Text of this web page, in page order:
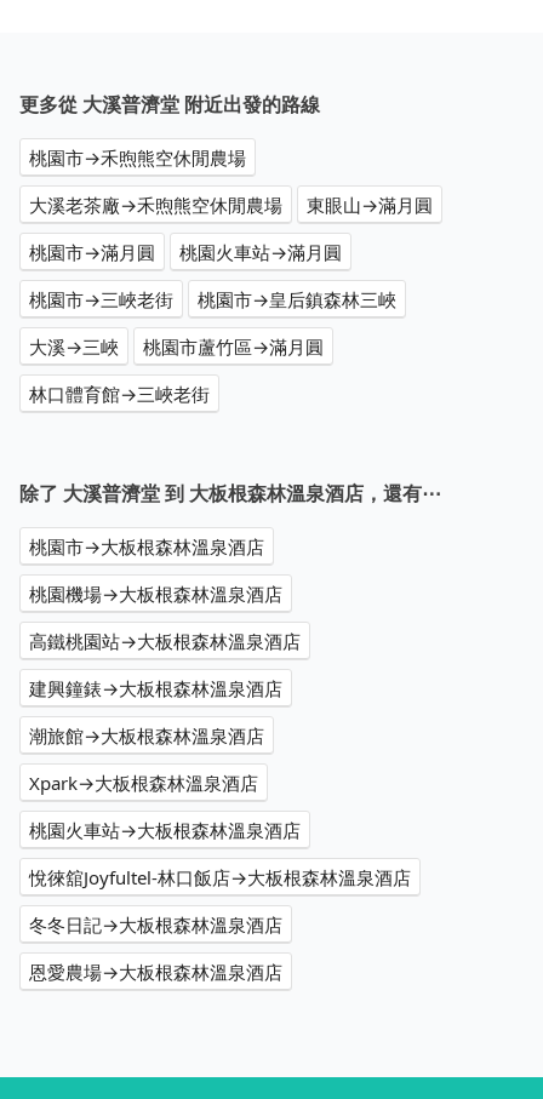
更多從 大溪普濟堂 附近出發的路線
桃園市→禾煦熊空休閒農場
大溪老茶廠→禾煦熊空休閒農場
東眼山→滿月圓
桃園市→滿月圓
桃園火車站→滿月圓
桃園市→三峽老街
桃園市→皇后鎮森林三峽
大溪→三峽
桃園市蘆竹區→滿月圓
林口體育館→三峽老街
除了 大溪普濟堂 到 大板根森林溫泉酒店，還有⋯
桃園市→大板根森林溫泉酒店
桃園機場→大板根森林溫泉酒店
高鐵桃園站→大板根森林溫泉酒店
建興鐘錶→大板根森林溫泉酒店
潮旅館→大板根森林溫泉酒店
Xpark→大板根森林溫泉酒店
桃園火車站→大板根森林溫泉酒店
悅徠舘Joyfultel-林口飯店→大板根森林溫泉酒店
冬冬日記→大板根森林溫泉酒店
恩愛農場→大板根森林溫泉酒店